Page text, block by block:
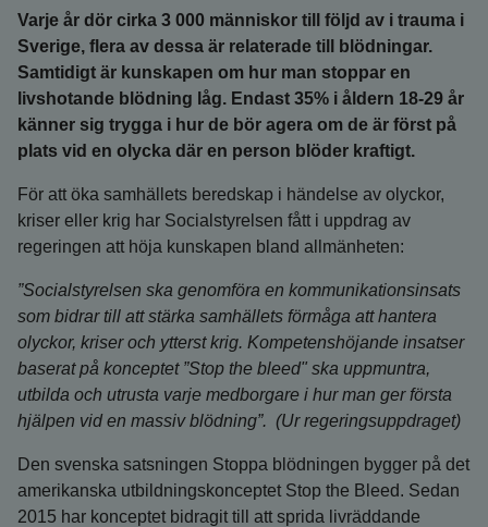
Varje år dör cirka 3 000 människor till följd av i trauma i
Sverige, flera av dessa är relaterade till blödningar.
Samtidigt är kunskapen om hur man stoppar en
livshotande blödning låg. Endast 35% i åldern 18-29 år
känner sig trygga i hur de bör agera om de är först på
plats vid en olycka där en person blöder kraftigt.
För att öka samhällets beredskap i händelse av olyckor,
kriser eller krig har Socialstyrelsen fått i uppdrag av
regeringen att höja kunskapen bland allmänheten:
”Socialstyrelsen ska genomföra en kommunikationsinsats
som bidrar till att stärka samhällets förmåga att hantera
olyckor, kriser och ytterst krig. Kompetenshöjande insatser
baserat på konceptet ”Stop the bleed" ska uppmuntra,
utbilda och utrusta varje medborgare i hur man ger första
hjälpen vid en massiv blödning”. (Ur regeringsuppdraget)
Den svenska satsningen Stoppa blödningen bygger på det
amerikanska utbildningskonceptet Stop the Bleed. Sedan
2015 har konceptet bidragit till att sprida livräddande